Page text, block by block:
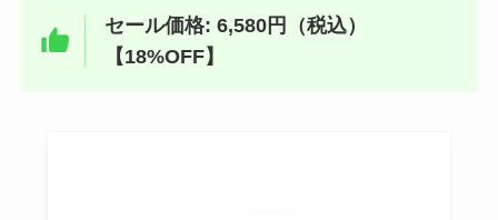
セール価格: 6,580円（税込）
【18%OFF】